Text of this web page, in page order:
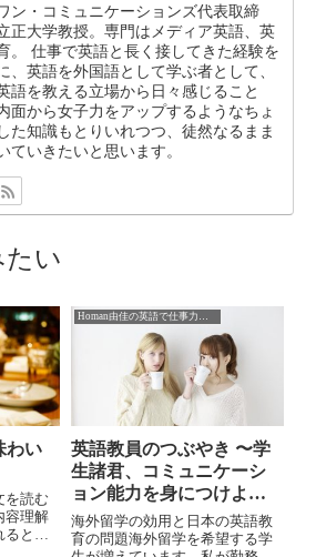
ン・コミュニケーションズ代表取締
正大学教授。専門はメディア英語、英
。 仕事で英語と長く接してきた経験を
、英語を外国語として学ぶ者として、
語を教える立場から日々感じること
面から女子力をアップするようなちょ
た知識もとりいれつつ、徒然なるまま
ていきたいと思います。
い
わい
を読む
容理解
と書
Homan由佳の英語で仕事力アップ
英語教員のつぶやき 〜学
生諸君、コミュニケーシ
ョン能力を身につけよ
う〜
海外留学の効用と日本の英語教
育の問題海外留学を希望する学